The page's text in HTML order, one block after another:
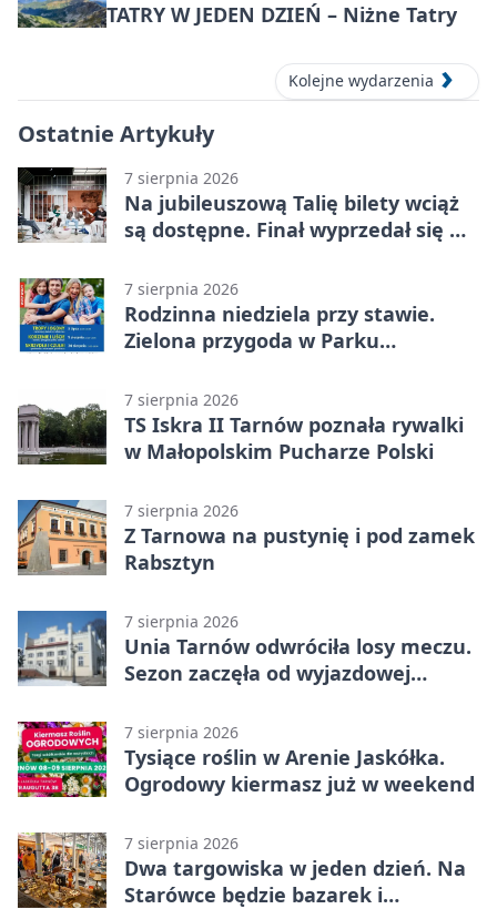
TATRY W JEDEN DZIEŃ – Niżne Tatry
Kolejne wydarzenia
Ostatnie Artykuły
7 sierpnia 2026
Na jubileuszową Talię bilety wciąż
są dostępne. Finał wyprzedał się w
7 sierpnia 2026
Rodzinna niedziela przy stawie.
Zielona przygoda w Parku
7 sierpnia 2026
TS Iskra II Tarnów poznała rywalki
w Małopolskim Pucharze Polski
7 sierpnia 2026
Z Tarnowa na pustynię i pod zamek
Rabsztyn
7 sierpnia 2026
Unia Tarnów odwróciła losy meczu.
Sezon zaczęła od wyjazdowej
7 sierpnia 2026
Tysiące roślin w Arenie Jaskółka.
Ogrodowy kiermasz już w weekend
7 sierpnia 2026
Dwa targowiska w jeden dzień. Na
Starówce będzie bazarek i